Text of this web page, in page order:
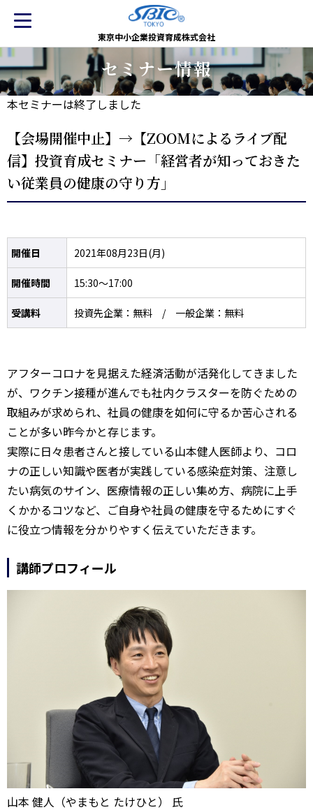
東京中小企業投資育成株式会社
セミナー情報
本セミナーは終了しました
【会場開催中止】→【ZOOMによるライブ配
信】投資育成セミナー「経営者が知っておきた
い従業員の健康の守り方」
開催日 2021年08月23日(月)
開催時間 15:30～17:00
受講料 投資先企業：無料 / 一般企業：無料
アフターコロナを見据えた経済活動が活発化してきました
が、ワクチン接種が進んでも社内クラスターを防ぐための
取組みが求められ、社員の健康を如何に守るか苦心される
ことが多い昨今かと存じます。
実際に日々患者さんと接している山本健人医師より、コロ
ナの正しい知識や医者が実践している感染症対策、注意し
たい病気のサイン、医療情報の正しい集め方、病院に上手
くかかるコツなど、ご自身や社員の健康を守るためにすぐ
に役立つ情報を分かりやすく伝えていただきます。
講師プロフィール
山本 健人（やまもと たけひと） 氏